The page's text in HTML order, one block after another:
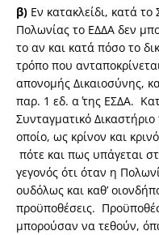
β) Εν κατακλείδι, κατά
Πολωνίας το ΕΔΔΑ δεν
το αν και κατά πόσο το
τρόπο που
απονομής Δικαιοσύνης,
παρ. 1 εδ. α΄ της ΕΣΔΑ.
Συνταγματικό
οποίο, ως κρίνον και
πότε και πως υπάγεται
γεγονός ότι όταν η
ουδόλως και καθ’
προϋποθέσεις.
μπορούσαν να τεθούν,